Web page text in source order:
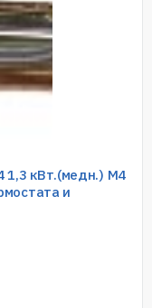
1,3 кВт.(медн.) M4
и